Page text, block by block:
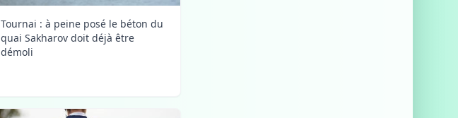
Tournai : à peine posé le béton du
quai Sakharov doit déjà être
démoli